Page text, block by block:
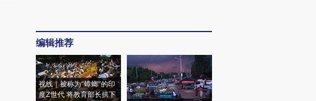
编辑推荐
视线｜被称为“蟑螂”的印
度Z世代 将教育部长拱下